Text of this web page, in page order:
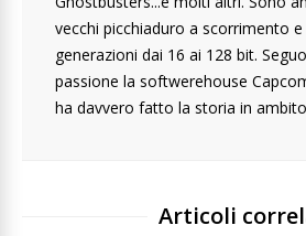
vecchi picchiaduro a scorrimento
generazioni dai 16 ai 128 bit.
passione la softwerehouse
ha davvero fatto la storia in
Articoli